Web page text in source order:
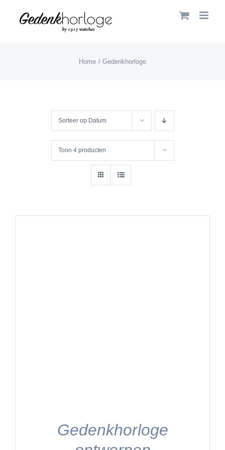
Home Gedenkhorloge
Sorteer op Datum
Toon 4 producten
Gedenkhorloge